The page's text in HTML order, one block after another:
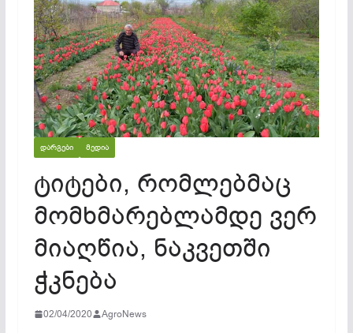
ᲓᲐᲠᲒᲔᲑᲘ ᲛᲔᲓᲘᲐ
ტიტები, რომლებმაც
მომხმარებლამდე ვერ
მიაღწია, ნაკვეთში
ჭკნება
02/04/2020 AgroNews